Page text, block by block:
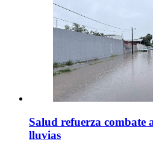
Salud refuerza combate
lluvias